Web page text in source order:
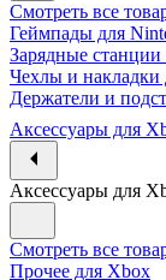
Смотреть все
Геймпады для
Зарядные
Чехлы и накладки
Держатели и
Аксессуары для
Аксессуары для
Смотреть все
Прочее для Xbox